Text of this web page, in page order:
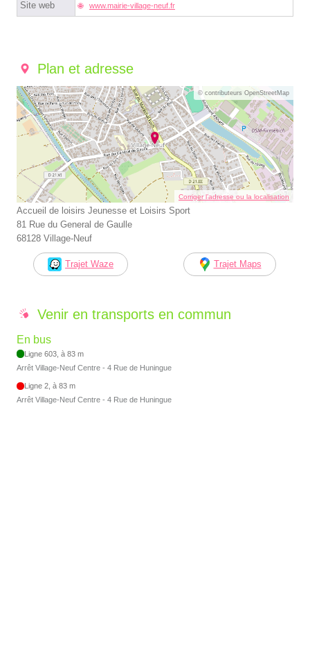
Site web www.mairie-village-neuf.fr
Plan et adresse
© contributeurs OpenStreetMap
Corriger l’adresse ou la localisation
Accueil de loisirs Jeunesse et Loisirs Sport
81 Rue du General de Gaulle
68128 Village-Neuf
Trajet Waze Trajet Maps
Venir en transports en commun
En bus
Ligne 603, à 83 m
Arrêt Village-Neuf Centre - 4 Rue de Huningue
Ligne 2, à 83 m
Arrêt Village-Neuf Centre - 4 Rue de Huningue